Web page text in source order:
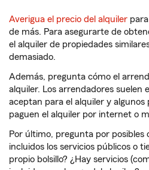
Averigua el precio del alquiler
de más. Para asegurarte de
el alquiler de propiedades
demasiado.
Además, pregunta cómo el
alquiler. Los arrendadores suelen
aceptan para el alquiler y
paguen el alquiler por internet o
Por último, pregunta por posibles
incluidos los servicios públicos o
propio bolsillo? ¿Hay servicios